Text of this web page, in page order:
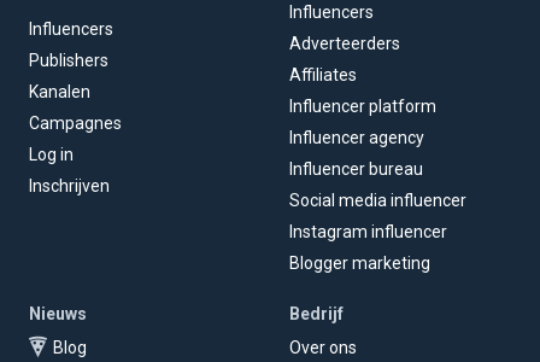
Influencers
Publishers
Kanalen
Campagnes
Log in
Inschrijven
Influencers
Adverteerders
Affiliates
Influencer platform
Influencer agency
Influencer bureau
Social media influencer
Instagram influencer
Blogger marketing
Nieuws
Blog
Bedrijf
Over ons